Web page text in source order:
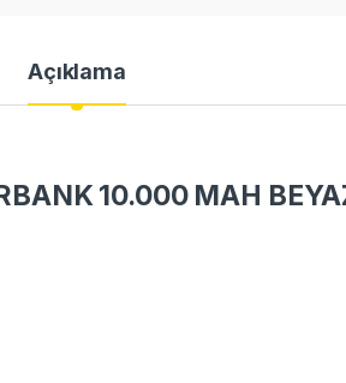
Açıklama
10.000 MAH